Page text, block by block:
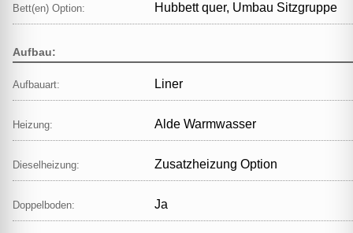
Bett(en) Option: Hubbett quer, Umbau Sitzgruppe
Aufbau:
Aufbauart: Liner
Heizung: Alde Warmwasser
Dieselheizung: Zusatzheizung Option
Doppelboden: Ja